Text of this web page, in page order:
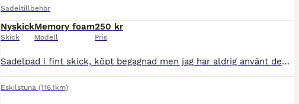
Sadeltillbehör
Nyskick
Skick
Memory foam
Modell
250 kr
Pris
Sadelpad i fint skick, köpt begagnad men jag har aldrig använt den och den ser oanvänd ut. Fin färg, känns bra i materialet men kommer inte till användning här hemma. Kan skickas
Eskilstuna (116.1km)